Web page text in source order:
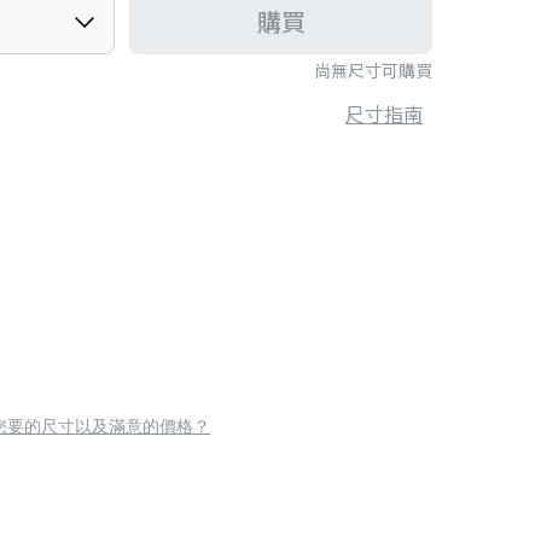
尚無尺寸可購買
購買
尺寸指南
要的尺寸以及滿意的價格？